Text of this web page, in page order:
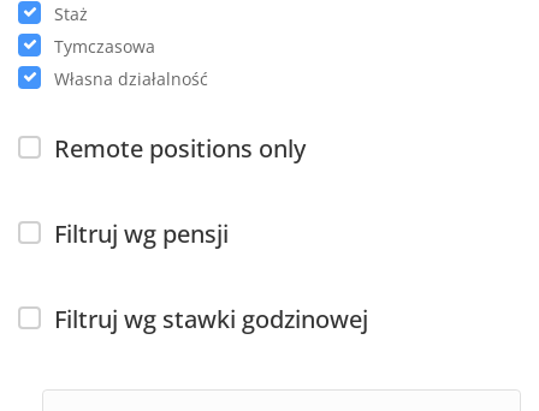
Staż
Tymczasowa
Własna działalność
Remote positions only
Filtruj wg pensji
Filtruj wg stawki godzinowej